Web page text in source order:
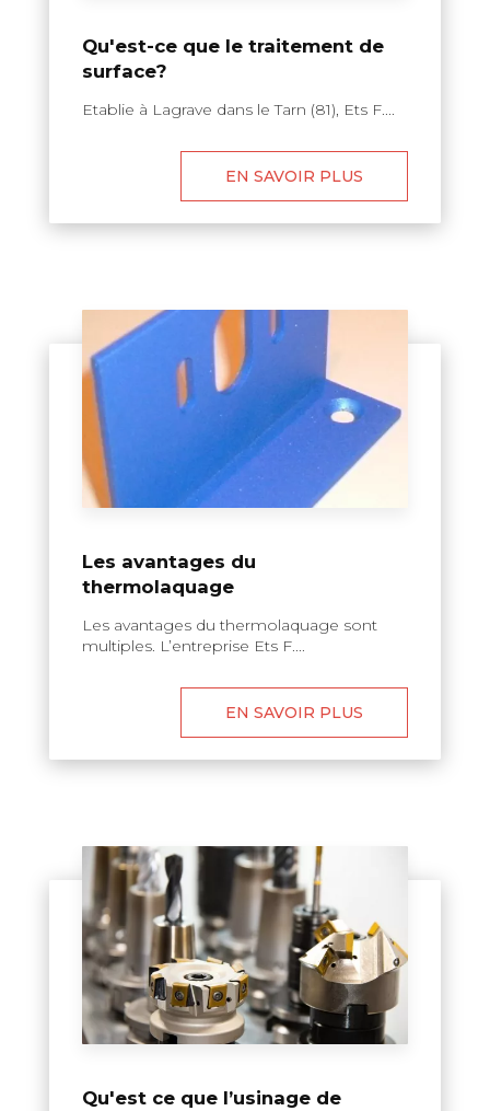
Qu'est-ce que le traitement de
surface?
Etablie à Lagrave dans le Tarn (81), Ets F....
EN SAVOIR PLUS
Les avantages du
thermolaquage
Les avantages du thermolaquage sont
multiples. L’entreprise Ets F....
EN SAVOIR PLUS
Qu'est ce que l’usinage de